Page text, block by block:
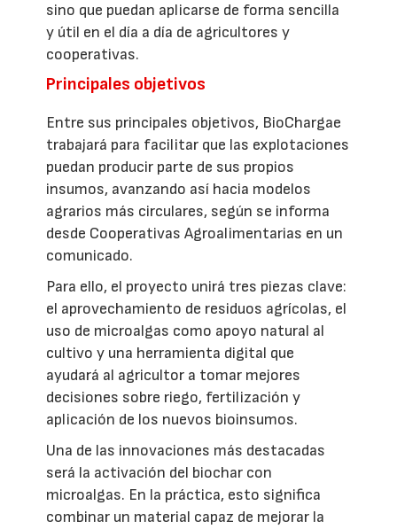
sino que puedan aplicarse de forma sencilla
y útil en el día a día de agricultores y
cooperativas.
Principales objetivos
Entre sus principales objetivos, BioChargae
trabajará para facilitar que las explotaciones
puedan producir parte de sus propios
insumos, avanzando así hacia modelos
agrarios más circulares, según se informa
desde Cooperativas Agroalimentarias en un
comunicado.
Para ello, el proyecto unirá tres piezas clave:
el aprovechamiento de residuos agrícolas, el
uso de microalgas como apoyo natural al
cultivo y una herramienta digital que
ayudará al agricultor a tomar mejores
decisiones sobre riego, fertilización y
aplicación de los nuevos bioinsumos.
Una de las innovaciones más destacadas
será la activación del biochar con
microalgas. En la práctica, esto significa
combinar un material capaz de mejorar la